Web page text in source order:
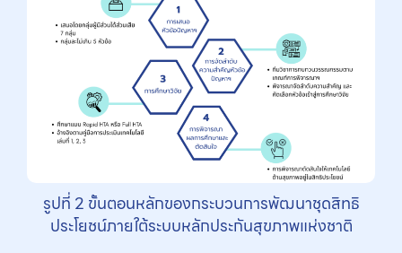
รูปที่ 2 ขั้นตอนหลักของกระบวนการพัฒนาชุดสิทธิ
ประโยชน์ภายใต้ระบบหลักประกันสุขภาพแห่งชาติ